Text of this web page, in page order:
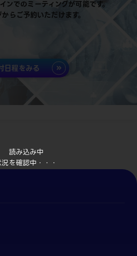
読み込み中
を確認中・・・
ンでのミーティングが可能です。
らご予約いただけます。
日程をみる